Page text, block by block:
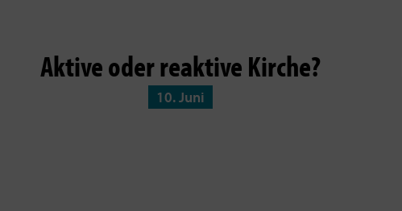
Aktive oder reaktive Kirche?
10. Juni